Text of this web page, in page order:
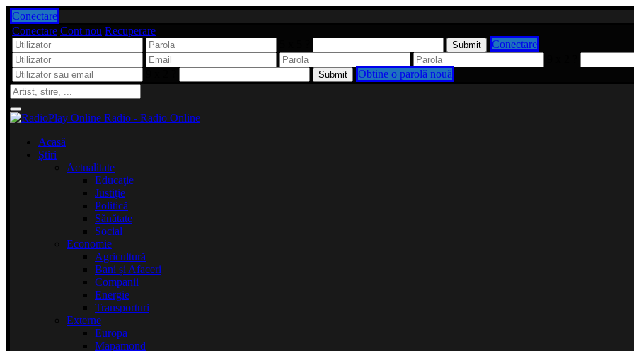
Conectare
Conectare Cont nou Recuperare
Conectare
Obține o parolă nouă
Acasă
Știri
Actualitate
Educaţie
Justiţie
Politică
Sănătate
Social
Economie
Agricultură
Bani și Afaceri
Companii
Energie
Transporturi
Externe
Europa
Mapamond